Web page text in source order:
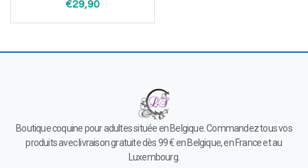
€29,90
Boutique coquine pour adultes située en Belgique. Commandez tous vos
produits avec livraison gratuite dès 99 € en Belgique, en France et au
Luxembourg.